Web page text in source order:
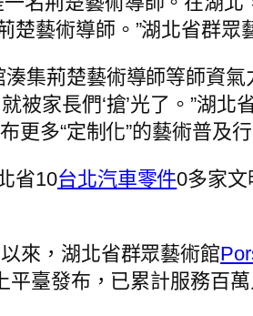
藝術導師。”湖北省群眾
集荊楚藝術導師等師資氣
被家長們‘搶’光了。”湖
更多“定制化”的藝術普及行
省10台北汽車零件0多家文
以來，湖北省群眾藝術館
平臺發布，已累計服務百